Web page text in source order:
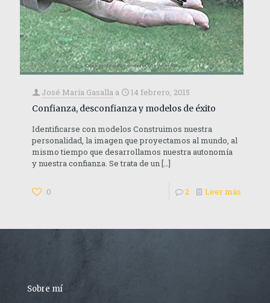
José María Gasalla a
14 febrero, 2015
Confianza, desconfianza y modelos de éxito
Identificarse con modelos Construimos nuestra
personalidad, la imagen que proyectamos al mundo, al
mismo tiempo que desarrollamos nuestra autonomía
y nuestra confianza. Se trata de un[…]
0 2 Leer más
Sobre mí